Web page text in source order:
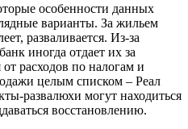
особенности данных
варианты. За жильем
разваливается. Из-за
иногда отдает их за
расходов по налогам и
целым списком – Реал
развалюхи могут находиться
восстановлению.